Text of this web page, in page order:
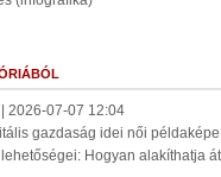
2026-07-07 12:04
gazdaság idei női
Hogyan alakíthatja